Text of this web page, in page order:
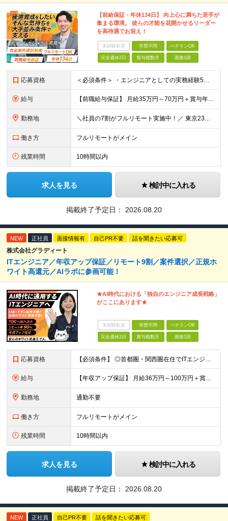
【前給保証・年休134日】 向上心に満ちた若手が
集まる環境。 彼らの才能を花開かせるリーダー
を高待遇でお迎え！
未経験歓迎 学歴不問 ベテランOK
完全週休2日 賞与複数月 面接1回
応募資格 ＜必須条件＞ ・エンジニアとしての実務経験5年以上 ＜尚可条件＞ ・PM、PL経験 ・後輩指導やチームリーダーなど、何らかのリード経験 ※リーダー未経験の方のご応募も大歓迎です！ポテンシャル採用を
給与 【前職給与保証】 月給35万円～70万円＋賞与年2回＋各種手当 ※前職の給与・スキル・経験を考慮の上、決定いたします。 ※月給には固定残業代（月30時間分／5万円～10万円）を含みます。超過分は別途
勤務地 ＼社員の7割がフルリモート実施中！／ 東京23区内など1都3県を中心としたプロジェクト先での勤務となります。 ※勤務地は希望を考慮します ≪本社≫ 東京都渋谷区恵比寿南1丁目3番7号 隅越ビル5階
働き方 フルリモートがメイン
残業時間 10時間以内
求人を見る 検討中に入れる
掲載終了予定日： 2026.08.20
NEW 正社員 面接情報有 自己PR不要 話を聞きたい応募可
株式会社グラディート
ITエンジニア／年収アップ保証／リモート9割／案件選択／正規ホ
ワイト高還元／AIラボに参画可能！
★AI時代における「独自のエンジニア成⻑戦略」
がここにあります★
未経験歓迎 学歴不問 ベテランOK
完全週休2日 賞与複数月 面接1回
応募資格 【必須条件】 ◎首都圏・関西圏在住でITエンジニアとしての実務経験が3年以上ある⽅（開発・インフラいずれも歓迎） →首都圏（東京、神奈川、千葉、埼玉）、関西圏（大阪、兵庫、京都）在住のITエンジニア採
給与 【年収アップ保証】 月給36万円～100万円＋賞与（年3回）＋諸手当 ◆想定年収432万円〜1200万円(経験・スキルを考慮し決定) ※年収アップ保証付帯 ◆基本給には⽉20時間分の固定残業代(31,
勤務地 通勤不要
働き方 フルリモートがメイン
残業時間 10時間以内
求人を見る 検討中に入れる
掲載終了予定日： 2026.08.20
NEW 正社員 自己PR不要 話を聞きたい応募可